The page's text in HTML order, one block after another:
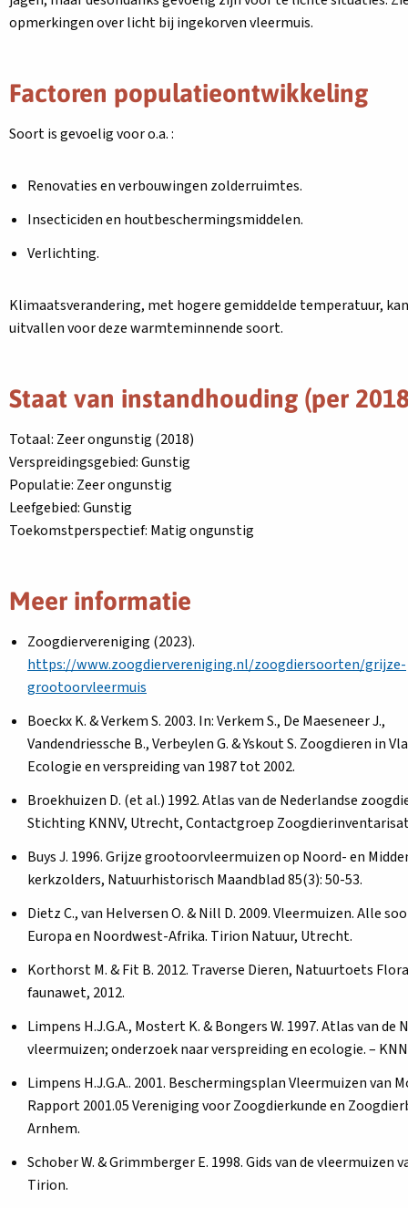
opmerkingen over licht bij ingekorven vleermuis.
Factoren populatieontwikkeling
Soort is gevoelig voor o.a. :
Renovaties en verbouwingen zolderruimtes.
Insecticiden en houtbeschermingsmiddelen.
Verlichting.
Klimaatsverandering, met hogere gemiddelde temperatuur,
uitvallen voor deze warmteminnende soort.
Staat van instandhouding (per
Totaal: Zeer ongunstig (2018)
Verspreidingsgebied: Gunstig
Populatie: Zeer ongunstig
Leefgebied: Gunstig
Toekomstperspectief: Matig ongunstig
Meer informatie
Zoogdiervereniging (2023).
https://www.zoogdiervereniging.nl/zoogdiersoorten/grijze-
grootoorvleermuis
Boeckx K. & Verkem S. 2003. In: Verkem S., De Maeseneer J.,
Vandendriessche B., Verbeylen G. & Yskout S. Zoogdieren in
Ecologie en verspreiding van 1987 tot 2002.
Broekhuizen D. (et al.) 1992. Atlas van de Nederlandse
Stichting KNNV, Utrecht, Contactgroep
Buys J. 1996. Grijze grootoorvleermuizen op Noord- en
kerkzolders, Natuurhistorisch Maandblad 85(3): 50-53.
Dietz C., van Helversen O. & Nill D. 2009. Vleermuizen. Alle
Europa en Noordwest-Afrika. Tirion Natuur, Utrecht.
Korthorst M. & Fit B. 2012. Traverse Dieren, Natuurtoets
faunawet, 2012.
Limpens H.J.G.A., Mostert K. & Bongers W. 1997. Atlas van de
vleermuizen; onderzoek naar verspreiding en ecologie. –
Limpens H.J.G.A.. 2001. Beschermingsplan Vleermuizen van
Rapport 2001.05 Vereniging voor Zoogdierkunde en
Arnhem.
Schober W. & Grimmberger E. 1998. Gids van de vleermuizen
Tirion.